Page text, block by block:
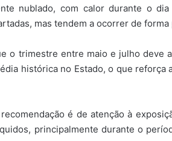
nublado, com calor durante o
mas tendem a ocorrer de
o trimestre entre maio e julho deve
histórica no Estado, o que
é de atenção à
principalmente durante o